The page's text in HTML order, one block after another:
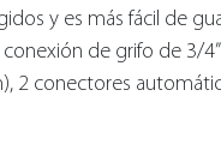
y es más fácil de
de grifo de 3/
2 conectores